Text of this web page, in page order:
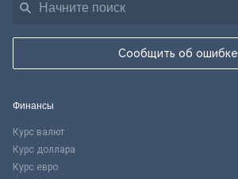
Сообщить об ошибке
Финансы
Курс валют
Курс доллара
Курс евро